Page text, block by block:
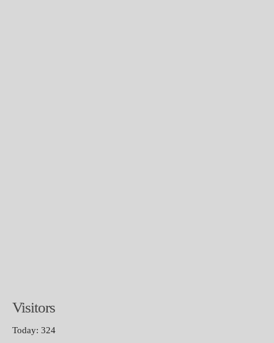
Visitors
Today: 324